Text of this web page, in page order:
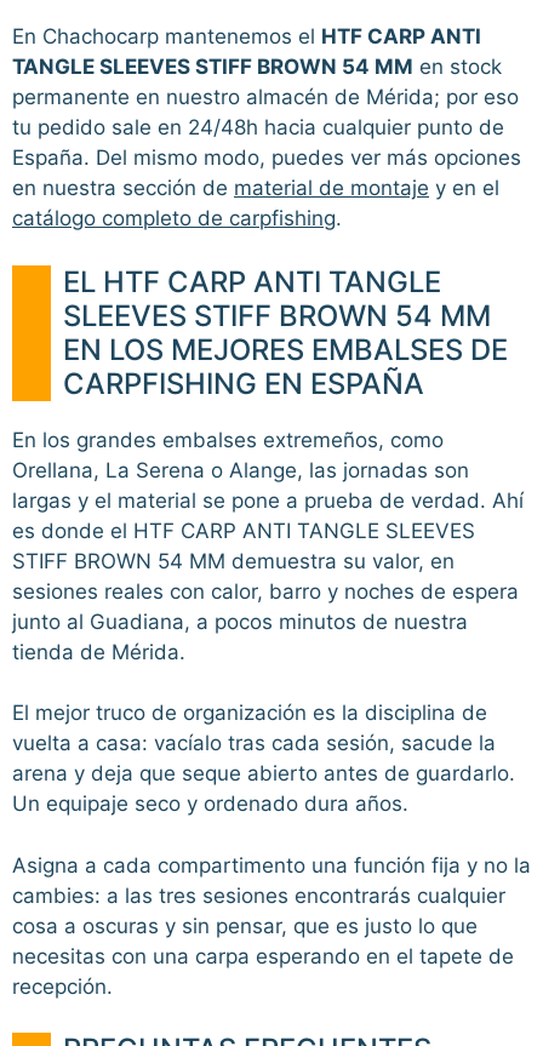
En Chachocarp mantenemos el HTF CARP ANTI
TANGLE SLEEVES STIFF BROWN 54 MM en stock
permanente en nuestro almacén de Mérida; por eso
tu pedido sale en 24/48h hacia cualquier punto de
España. Del mismo modo, puedes ver más opciones
en nuestra sección de material de montaje y en el
catálogo completo de carpfishing.
EL HTF CARP ANTI TANGLE
SLEEVES STIFF BROWN 54 MM
EN LOS MEJORES EMBALSES DE
CARPFISHING EN ESPAÑA
En los grandes embalses extremeños, como
Orellana, La Serena o Alange, las jornadas son
largas y el material se pone a prueba de verdad. Ahí
es donde el HTF CARP ANTI TANGLE SLEEVES
STIFF BROWN 54 MM demuestra su valor, en
sesiones reales con calor, barro y noches de espera
junto al Guadiana, a pocos minutos de nuestra
tienda de Mérida.
El mejor truco de organización es la disciplina de
vuelta a casa: vacíalo tras cada sesión, sacude la
arena y deja que seque abierto antes de guardarlo.
Un equipaje seco y ordenado dura años.
Asigna a cada compartimento una función fija y no la
cambies: a las tres sesiones encontrarás cualquier
cosa a oscuras y sin pensar, que es justo lo que
necesitas con una carpa esperando en el tapete de
recepción.